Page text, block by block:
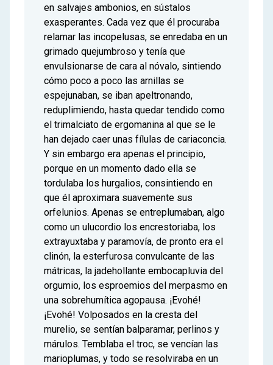
en salvajes ambonios, en sústalos
exasperantes. Cada vez que él procuraba
relamar las incopelusas, se enredaba en un
grimado quejumbroso y tenía que
envulsionarse de cara al nóvalo, sintiendo
cómo poco a poco las arnillas se
espejunaban, se iban apeltronando,
reduplimiendo, hasta quedar tendido como
el trimalciato de ergomanina al que se le
han dejado caer unas fílulas de cariaconcia.
Y sin embargo era apenas el principio,
porque en un momento dado ella se
tordulaba los hurgalios, consintiendo en
que él aproximara suavemente sus
orfelunios. Apenas se entreplumaban, algo
como un ulucordio los encrestoriaba, los
extrayuxtaba y paramovía, de pronto era el
clinón, la esterfurosa convulcante de las
mátricas, la jadehollante embocapluvia del
orgumio, los esproemios del merpasmo en
una sobrehumítica agopausa. ¡Evohé!
¡Evohé! Volposados en la cresta del
murelio, se sentían balparamar, perlinos y
márulos. Temblaba el troc, se vencían las
marioplumas, y todo se resolviraba en un